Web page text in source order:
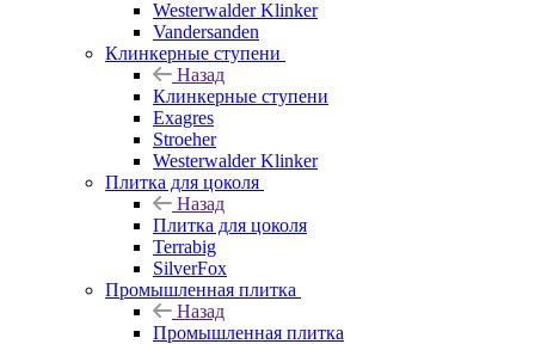
Westerwalder Klinker
Vandersanden
Клинкерные ступени
Назад
Клинкерные ступени
Exagres
Stroeher
Westerwalder Klinker
Плитка для цоколя
Назад
Плитка для цоколя
Terrabig
SilverFox
Промышленная плитка
Назад
Промышленная плитка